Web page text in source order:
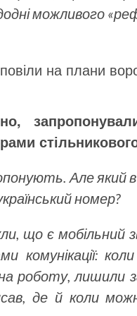
можливого
на плани
Але який
номер?
що є
комунікації:
роботу, лишили
де й коли